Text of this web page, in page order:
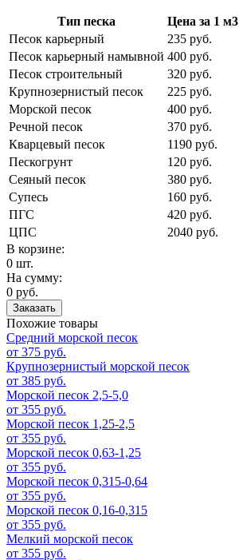
Тип песка Цена за 1 м3
Песок карьерный
235 руб.
Песок карьерный намывной 400 руб.
Песок строительный
320 руб.
Крупнозернистый песок
225 руб.
Морской песок
400 руб.
Речной песок
370 руб.
Кварцевый песок
1190 руб.
Пескогрунт
120 руб.
Сеяный песок
380 руб.
Супесь
160 руб.
ПГС
420 руб.
ЦПС
2040 руб.
В корзине:
0 шт.
На сумму:
0 руб.
Заказать
Похожие товары
Средний морской песок
от 375 руб.
Крупнозернистый морской песок
от 385 руб.
Морской песок 2,5-5,0
от 355 руб.
Морской песок 1,25-2,5
от 355 руб.
Морской песок 0,63-1,25
от 355 руб.
Морской песок 0,315-0,64
от 355 руб.
Морской песок 0,16-0,315
от 355 руб.
Мелкий морской песок
от 355 руб.